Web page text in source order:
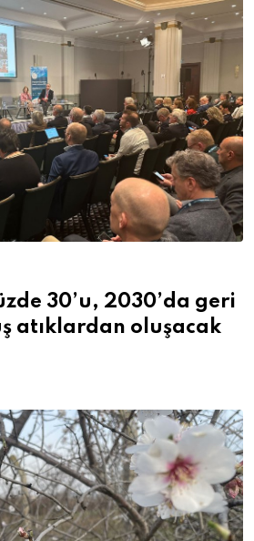
30’u, 2030’da geri
atıklardan oluşacak